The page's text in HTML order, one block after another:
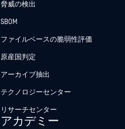
脅威の検出
SBOM
ファイルベースの脆弱性評価
原産国判定
アーカイブ抽出
テクノロジーセンター
リサーチセンター
アカデミー